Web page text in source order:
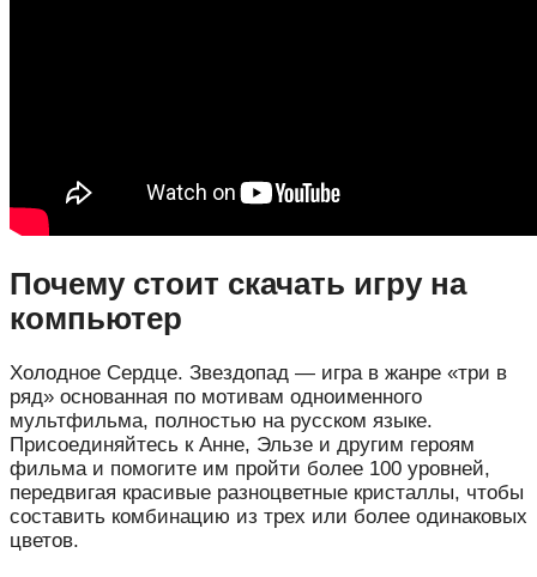
Почему стоит скачать игру на
компьютер
Холодное Сердце. Звездопад — игра в жанре «три в
ряд» основанная по мотивам одноименного
мультфильма, полностью на русском языке.
Присоединяйтесь к Анне, Эльзе и другим героям
фильма и помогите им пройти более 100 уровней,
передвигая красивые разноцветные кристаллы, чтобы
составить комбинацию из трех или более одинаковых
цветов.